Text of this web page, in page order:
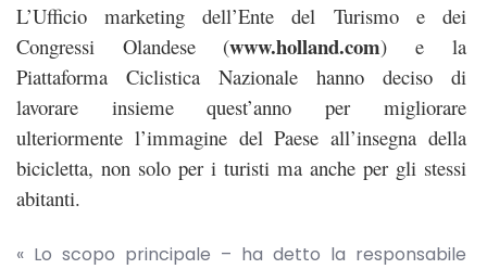
L’Ufficio marketing dell’Ente del Turismo e dei
Congressi Olandese (www.holland.com) e la
Piattaforma Ciclistica Nazionale hanno deciso di
lavorare insieme quest’anno per migliorare
ulteriormente l’immagine del Paese all’insegna della
bicicletta, non solo per i turisti ma anche per gli stessi
abitanti.
« Lo scopo principale – ha detto la responsabile